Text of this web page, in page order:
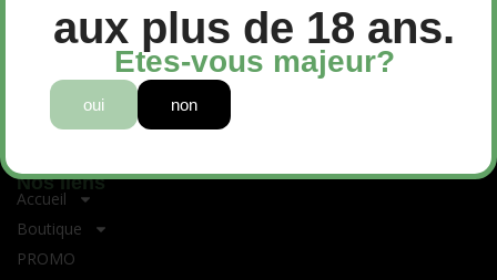
Nous célébrons la riche histoire du chanvre, en partageant
connaissances, culture et innovations durables afin d’inspirer un
Nos liens
Accueil
Boutique
PROMO
aux plus de 18 ans.
Etes-vous majeur?
oui non